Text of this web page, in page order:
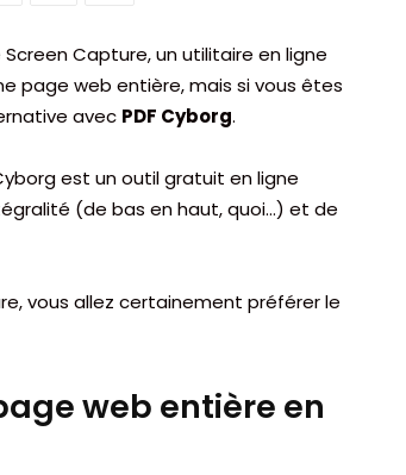
Capture, un utilitaire en ligne
page web entière, mais si vous êtes
avec PDF Cyborg.
est un outil gratuit en ligne
(de bas en haut, quoi…) et de
vous allez certainement préférer le
web entière en